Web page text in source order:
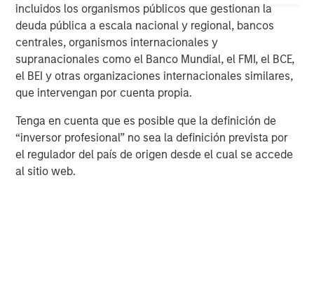
incluidos los organismos públicos que gestionan la
deuda pública a escala nacional y regional, bancos
centrales, organismos internacionales y
supranacionales como el Banco Mundial, el FMI, el BCE,
el BEI y otras organizaciones internacionales similares,
que intervengan por cuenta propia.
Tenga en cuenta que es posible que la definición de
“inversor profesional” no sea la definición prevista por
el regulador del país de origen desde el cual se accede
al sitio web.
Firm's employees serve clients worldwide including
corporations, governments, institutions and individuals.
For more information about Morgan Stanley, please
visitwww.morganstanley.com.
Morgan Stanley Real Estate Investing
Morgan Stanley Real Estate Investing (MSREI) manages
global value-add / opportunistic and regional core / core-
plus real estate investment strategies. The team's
experience encompasses a broad array of asset classes,